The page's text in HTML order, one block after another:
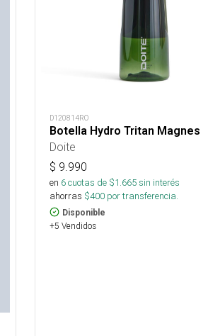
D120814RO
Botella Hydro Tritan Magnes
Doite
$ 9.990
en 6cuotas de $1.665sin interés
ahorras $400por transferencia.
Disponible
+5 Vendidos